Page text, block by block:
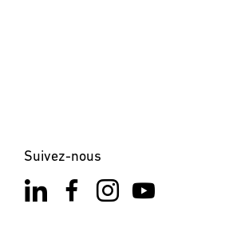
Suivez-nous